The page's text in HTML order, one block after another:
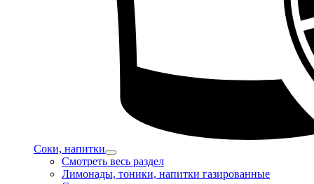
Соки, напитки
Смотреть весь раздел
Лимонады, тоники, напитки газированные